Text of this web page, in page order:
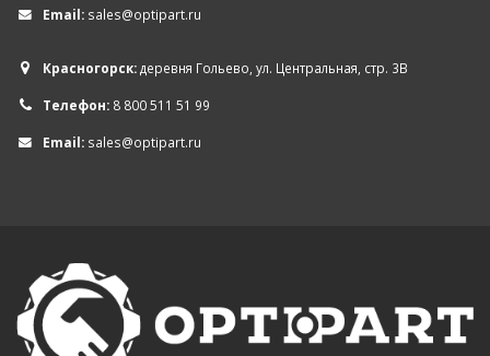
Email: sales@optipart.ru
Красногорск:деревня Гольево, ул. Центральная, стр. 3В
Телефон: 8 800 511 51 99
Email: sales@optipart.ru